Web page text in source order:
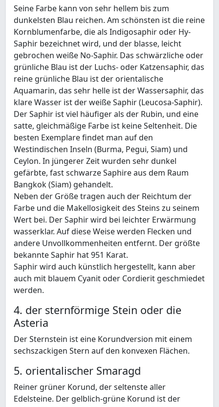
Seine Farbe kann von sehr hellem bis zum
dunkelsten Blau reichen. Am schönsten ist die reine
Kornblumenfarbe, die als Indigosaphir oder Hy-
Saphir bezeichnet wird, und der blasse, leicht
gebrochen weiße No-Saphir. Das schwärzliche oder
grünliche Blau ist der Luchs- oder Katzensaphir, das
reine grünliche Blau ist der orientalische
Aquamarin, das sehr helle ist der Wassersaphir, das
klare Wasser ist der weiße Saphir (Leucosa-Saphir).
Der Saphir ist viel häufiger als der Rubin, und eine
satte, gleichmäßige Farbe ist keine Seltenheit. Die
besten Exemplare findet man auf den
Westindischen Inseln (Burma, Pegui, Siam) und
Ceylon. In jüngerer Zeit wurden sehr dunkel
gefärbte, fast schwarze Saphire aus dem Raum
Bangkok (Siam) gehandelt.
Neben der Größe tragen auch der Reichtum der
Farbe und die Makellosigkeit des Steins zu seinem
Wert bei. Der Saphir wird bei leichter Erwärmung
wasserklar. Auf diese Weise werden Flecken und
andere Unvollkommenheiten entfernt. Der größte
bekannte Saphir hat 951 Karat.
Saphir wird auch künstlich hergestellt, kann aber
auch mit blauem Cyanit oder Cordierit geschmiedet
werden.
4. der sternförmige Stein oder die
Asteria
Der Sternstein ist eine Korundversion mit einem
sechszackigen Stern auf den konvexen Flächen.
5. orientalischer Smaragd
Reiner grüner Korund, der seltenste aller
Edelsteine. Der gelblich-grüne Korund ist der